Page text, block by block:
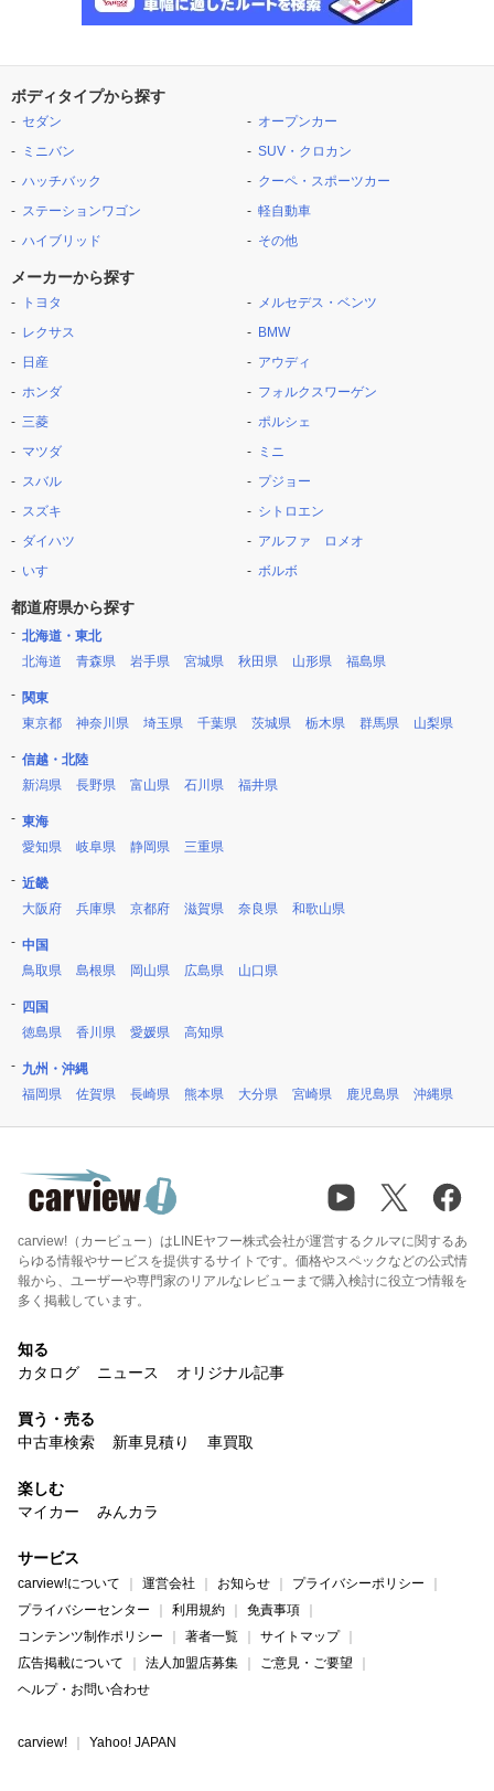
ボディタイプから探す
セダン
ミニバン
ハッチバック
ステーションワゴン
ハイブリッド
オープンカー
SUV・クロカン
クーペ・スポーツカー
軽自動車
その他
メーカーから探す
トヨタ
レクサス
日産
ホンダ
三菱
マツダ
スバル
スズキ
ダイハツ
いすゞ
メルセデス・ベンツ
BMW
アウディ
フォルクスワーゲン
ポルシェ
ミニ
プジョー
シトロエン
アルファ ロメオ
ボルボ
都道府県から探す
北海道・東北
北海道
青森県 岩手県 宮城県 秋田県 山形県 福島県
関東
東京都
神奈川県 埼玉県 千葉県 茨城県 栃木県 群馬県 山梨県
信越・北陸
新潟県
長野県 富山県 石川県 福井県
東海
愛知県
岐阜県 静岡県 三重県
近畿
大阪府
兵庫県 京都府 滋賀県 奈良県 和歌山県
中国
鳥取県
島根県 岡山県 広島県 山口県
四国
徳島県
香川県 愛媛県 高知県
九州・沖縄
福岡県
佐賀県 長崎県 熊本県 大分県 宮崎県 鹿児島県 沖縄県
carview!（カービュー）はLINEヤフー株式会社が運営するクルマに関するあ
らゆる情報やサービスを提供するサイトです。価格やスペックなどの公式情
報から、ユーザーや専門家のリアルなレビューまで購入検討に役立つ情報を
多く掲載しています。
知る
カタログ
ニュース オリジナル記事
買う・売る
中古車検索
新車見積り 車買取
楽しむ
マイカー
みんカラ
サービス
carview!について 運営会社 お知らせ
プライバシーポリシー
プライバシーセンター
利用規約
免責事項
コンテンツ制作ポリシー
著者一覧
サイトマップ
広告掲載について
法人加盟店募集
ご意見・ご要望
ヘルプ・お問い合わせ
carview! Yahoo! JAPAN